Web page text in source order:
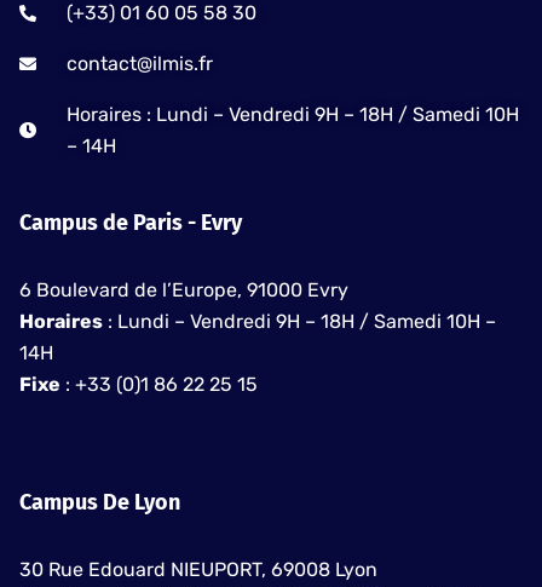
(+33) 01 60 05 58 30
contact@ilmis.fr
Horaires : Lundi – Vendredi 9H – 18H / Samedi 10H
– 14H
Campus de Paris - Evry
6 Boulevard de l’Europe, 91000 Evry
Horaires : Lundi – Vendredi 9H – 18H / Samedi 10H –
14H
Fixe : +33 (0)1 86 22 25 15
Campus De Lyon
30 Rue Edouard NIEUPORT, 69008 Lyon